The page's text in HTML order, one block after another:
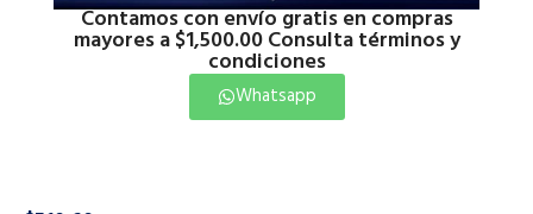
Contamos con envío gratis en compras
mayores a $1,500.00 Consulta términos y
condiciones
Whatsapp
Click to enlarge